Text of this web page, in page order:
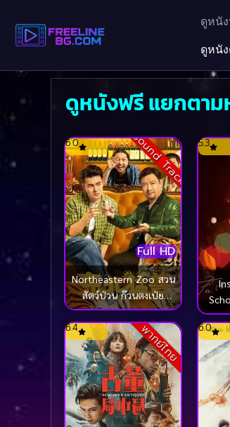
ดูหนั
ดูหนั
ดูหนังฟรี แยกตา
Sound Track
Full HD
6.0
Northeastern Zoo สวน
สัตว์ป่วน ก๊วนตงเป่ย
(2023)
5.3
ไปนั
พากย์ไทย
6.4 6.0